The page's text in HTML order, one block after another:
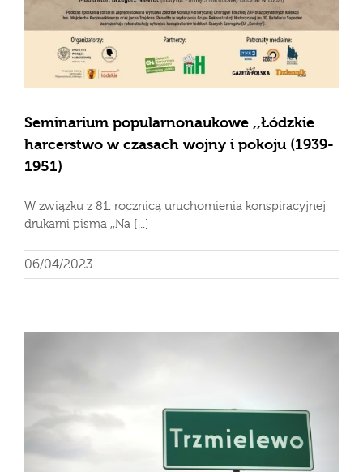
Seminarium popularnonaukowe ,,Łódzkie
harcerstwo w czasach wojny i pokoju (1939-
1951)
W związku z 81. rocznicą uruchomienia konspiracyjnej
drukarni pisma ,,Na [...]
06/04/2023